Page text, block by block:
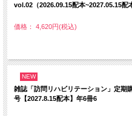
vol.02（2026.09.15配本~2027.05.15配
価格： 4,620円(税込)
NEW
雑誌「訪問リハビリテーション」定
号【2027.8.15配本】年6冊6